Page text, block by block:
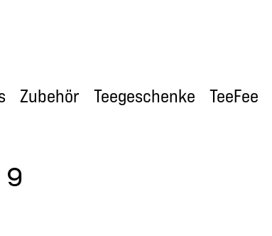
Zubehör Teegeschenke TeeFee
g